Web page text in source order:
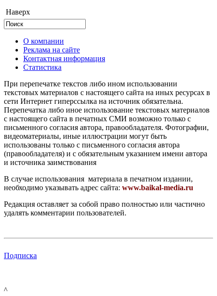
Наверх
О компании
Реклама на сайте
Контактная информация
Статистика
При перепечатке текстов либо ином использовании
текстовых материалов с настоящего сайта на иных ресурсах в
сети Интернет гиперссылка на источник обязательна.
Перепечатка либо иное использование текстовых материалов
с настоящего сайта в печатных СМИ возможно только с
письменного согласия автора, правообладателя. Фотографии,
видеоматериалы, иные иллюстрации могут быть
использованы только с письменного согласия автора
(правообладателя) и с обязательным указанием имени автора
и источника заимствования
В случае использования материала в печатном издании,
необходимо указывать адрес сайта: www.baikal-media.ru
Редакция оставляет за собой право полностью или частично
удалять комментарии пользователей.
Подписка
^